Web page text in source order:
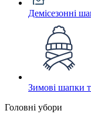
Демісезонні
Зимові шапки
Головні убори